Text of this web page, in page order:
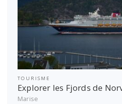
TOURISME
Explorer les Fjords de
Marise